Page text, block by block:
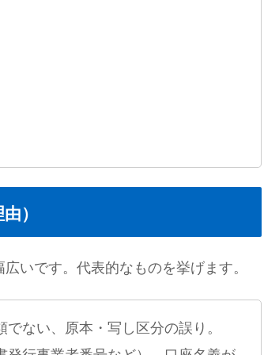
）
いです。代表的なものを挙げます。
ない、原本・写し区分の誤り。